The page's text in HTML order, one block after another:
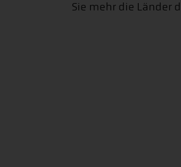
Sie mehr die Länder